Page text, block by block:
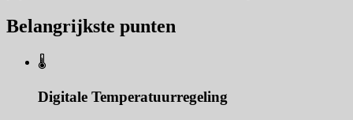
Belangrijkste punten
🌡️
Digitale Temperatuurregeling